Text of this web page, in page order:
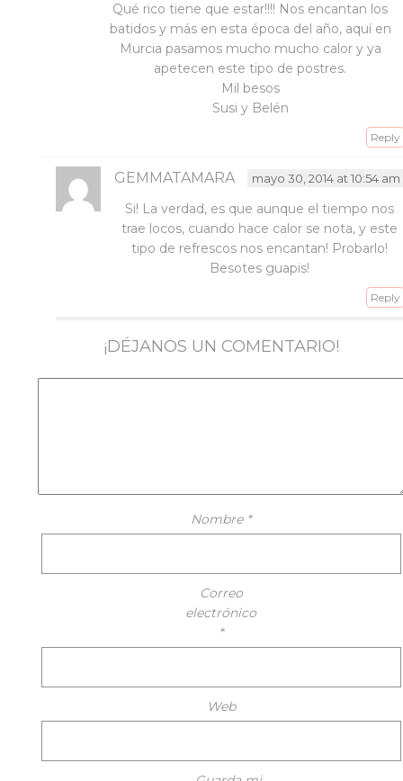
Qué rico tiene que estar!!!! Nos encantan los
batidos y más en esta época del año, aquí en
Murcia pasamos mucho mucho calor y ya
apetecen este tipo de postres.
Mil besos
Susi y Belén
Reply
GEMMATAMARA mayo 30, 2014 at 10:54 am
Si! La verdad, es que aunque el tiempo nos
trae locos, cuando hace calor se nota, y este
tipo de refrescos nos encantan! Probarlo!
Besotes guapis!
Reply
¡DÉJANOS UN COMENTARIO!
Nombre *
Correo
electrónico
*
Web